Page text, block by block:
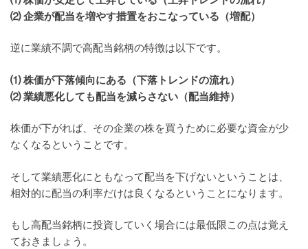
⑵ 企業が配当を増やす措置をおこなっている（増配）
逆に業績不調で高配当銘柄の特徴は以下です。
⑴ 株価が下落傾向にある（下落トレンドの流れ）
⑵ 業績悪化しても配当を減らさない（配当維持）
株価が下がれば、その企業の株を買うために必要な資金が少
なくなるということです。
そして業績悪化にともなって配当を下げないということは、
相対的に配当の利率だけは良くなるということになります。
もし高配当銘柄に投資していく場合には最低限この点は覚え
ておきましょう。